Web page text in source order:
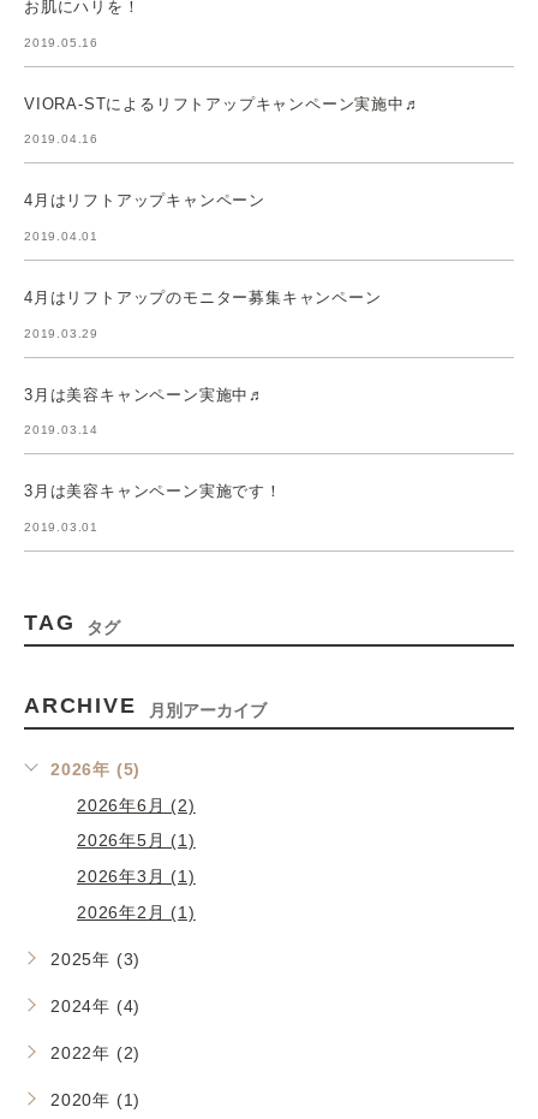
お肌にハリを！
2019.05.16
VIORA-STによるリフトアップキャンペーン実施中♬
2019.04.16
4月はリフトアップキャンペーン
2019.04.01
4月はリフトアップのモニター募集キャンペーン
2019.03.29
3月は美容キャンペーン実施中♬
2019.03.14
3月は美容キャンペーン実施です！
2019.03.01
TAG タグ
ARCHIVE 月別アーカイブ
2026年 (5)
2026年6月 (2)
2026年5月 (1)
2026年3月 (1)
2026年2月 (1)
2025年 (3)
2024年 (4)
2022年 (2)
2020年 (1)